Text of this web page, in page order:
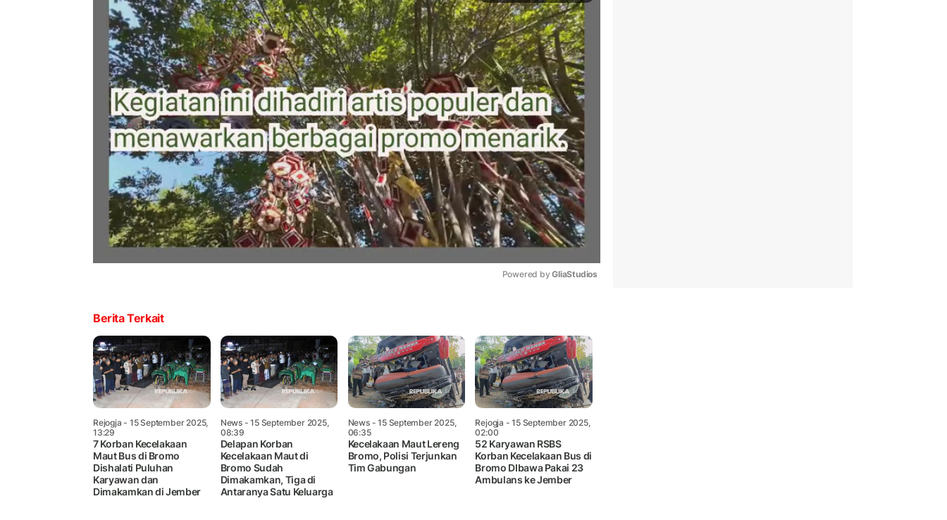
Powered by GliaStudios
Berita Terkait
Rejogja - 15 September 2025,
13:29
7 Korban Kecelakaan
Maut Bus di Bromo
Dishalati Puluhan
Karyawan dan
Dimakamkan di Jember
News- 15 September 2025,
08:39
Delapan Korban
Kecelakaan Maut di
Bromo Sudah
Dimakamkan, Tiga di
Antaranya Satu Keluarga
News- 15 September 2025,
06:35
Kecelakaan Maut Lereng
Bromo, Polisi Terjunkan
Tim Gabungan
Rejogja - 15 September 2025,
02:00
52 Karyawan RSBS
Korban Kecelakaan Bus di
Bromo DIbawa Pakai 23
Ambulans ke Jember